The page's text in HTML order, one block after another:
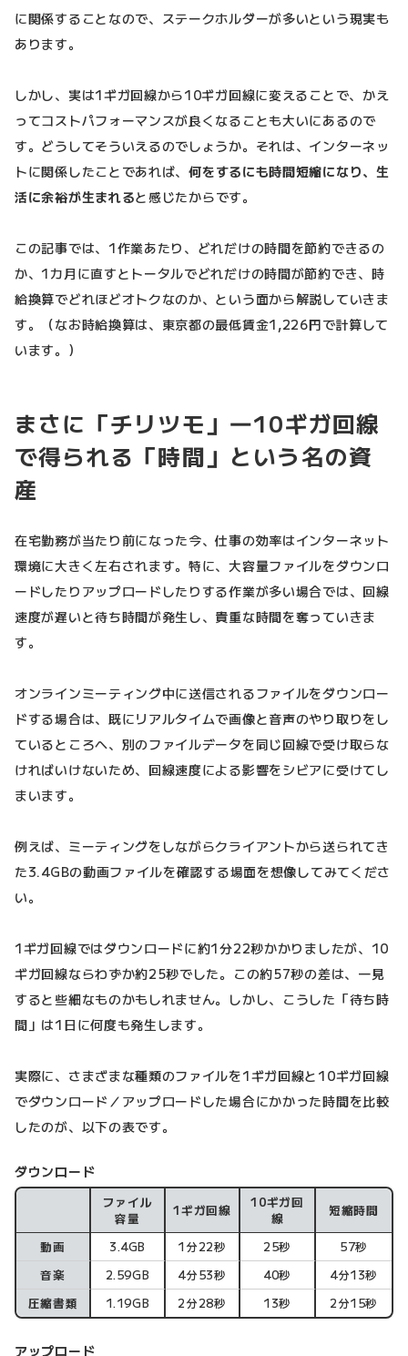
に関係することなので、ステークホルダーが多いという現実も
あります。
しかし、実は1ギガ回線から10ギガ回線に変えることで、かえ
ってコストパフォーマンスが良くなることも大いにあるので
す。どうしてそういえるのでしょうか。それは、インターネッ
トに関係したことであれば、何をするにも時間短縮になり、生
活に余裕が生まれると感じたからです。
この記事では、1作業あたり、どれだけの時間を節約できるの
か、1カ月に直すとトータルでどれだけの時間が節約でき、時
給換算でどれほどオトクなのか、という面から解説していきま
す。（なお時給換算は、東京都の最低賃金1,226円で計算して
います。）
まさに「チリツモ」―10ギガ回線
で得られる「時間」という名の資
産
在宅勤務が当たり前になった今、仕事の効率はインターネット
環境に大きく左右されます。特に、大容量ファイルをダウンロ
ードしたりアップロードしたりする作業が多い場合では、回線
速度が遅いと待ち時間が発生し、貴重な時間を奪っていきま
す。
オンラインミーティング中に送信されるファイルをダウンロー
ドする場合は、既にリアルタイムで画像と音声のやり取りをし
ているところへ、別のファイルデータを同じ回線で受け取らな
ければいけないため、回線速度による影響をシビアに受けてし
まいます。
例えば、ミーティングをしながらクライアントから送られてき
た3.4GBの動画ファイルを確認する場面を想像してみてくださ
い。
1ギガ回線ではダウンロードに約1分22秒かかりましたが、10
ギガ回線ならわずか約25秒でした。この約57秒の差は、一見
すると些細なものかもしれません。しかし、こうした「待ち時
間」は1日に何度も発生します。
実際に、さまざまな種類のファイルを1ギガ回線と10ギガ回線
でダウンロード／アップロードした場合にかかった時間を比較
したのが、以下の表です。
ダウンロード
ダウンロード
ファイル
容量
1ギガ回線
10ギガ回
線
短縮時間
動画 3.4GB 1分22秒 25秒
57秒
音楽
2.59GB 4分53秒 40秒
4分13秒
圧縮書類
1.19GB 2分28秒 13秒 2分15秒
アップロード